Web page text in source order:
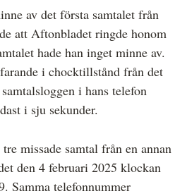
av det första samtalet från
att Aftonbladet ringde honom
hade han inget minne av.
i chocktillstånd från det
i hans telefon
i sju sekunder.
missade samtal från en annan
den 4 februari 2025 klockan
Samma telefonnummer